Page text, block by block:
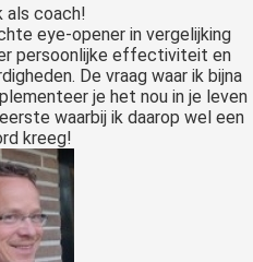
als coach!
eye-opener in vergelijking
persoonlijke effectiviteit en
De vraag waar ik bijna
je het nou in je leven
waarbij ik daarop wel een
kreeg!